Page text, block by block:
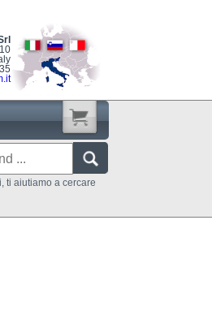
ti aiutiamo a cercare